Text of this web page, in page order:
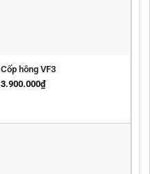
Cốp hông VF3
3.900.000₫